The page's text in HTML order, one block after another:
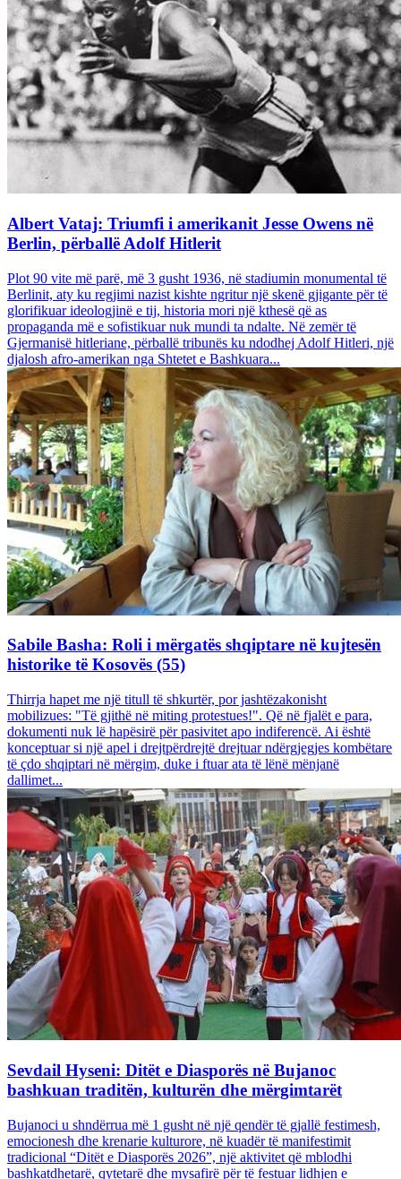
Albert Vataj: Triumfi i amerikanit Jesse Owens në
Berlin, përballë Adolf Hitlerit
Plot 90 vite më parë, më 3 gusht 1936, në stadiumin monumental të
Berlinit, aty ku regjimi nazist kishte ngritur një skenë gjigante për të
glorifikuar ideologjinë e tij, historia mori një kthesë që as
propaganda më e sofistikuar nuk mundi ta ndalte. Në zemër të
Gjermanisë hitleriane, përballë tribunës ku ndodhej Adolf Hitleri, një
djalosh afro-amerikan nga Shtetet e Bashkuara...
Sabile Basha: Roli i mërgatës shqiptare në kujtesën
historike të Kosovës (55)
Thirrja hapet me një titull të shkurtër, por jashtëzakonisht
mobilizues: "Të gjithë në miting protestues!". Që në fjalët e para,
dokumenti nuk lë hapësirë për pasivitet apo indiferencë. Ai është
konceptuar si një apel i drejtpërdrejtë drejtuar ndërgjegjes kombëtare
të çdo shqiptari në mërgim, duke i ftuar ata të lënë mënjanë
dallimet...
Sevdail Hyseni: Ditët e Diasporës në Bujanoc
bashkuan traditën, kulturën dhe mërgimtarët
Bujanoci u shndërrua më 1 gusht në një qendër të gjallë festimesh,
emocionesh dhe krenarie kulturore, në kuadër të manifestimit
tradicional “Ditët e Diasporës 2026”, një aktivitet që mblodhi
bashkatdhetarë, qytetarë dhe mysafirë për të festuar lidhjen e